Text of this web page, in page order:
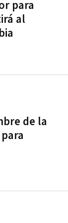
para
al
de la